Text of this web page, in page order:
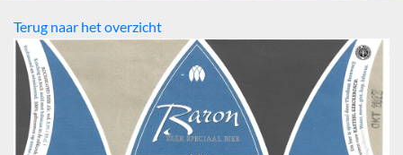
Terug naar het overzicht